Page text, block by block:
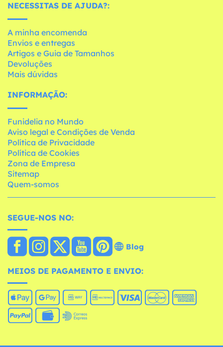
NECESSITAS DE AJUDA?:
A minha encomenda
Envios e entregas
Artigos e Guia de Tamanhos
Devoluções
Mais dúvidas
INFORMAÇÃO:
Funidelia no Mundo
Aviso legal e Condições de Venda
Política de Privacidade
Política de Cookies
Zona de Empresa
Sitemap
Quem-somos
SEGUE-NOS NO:
Blog
MEIOS DE PAGAMENTO E ENVIO: